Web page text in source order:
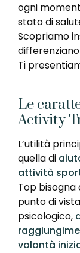
ogni
stato di
Scopriamo
Ti
Le
Activity
L’utilità
quella di
attività
Top bisogna
punto di
psicologico,
volontà